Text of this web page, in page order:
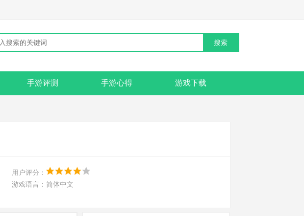
手游评测 手游心得 游戏下载
用户评分：
游戏语言： 简体中文